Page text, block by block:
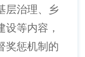
层治理、乡
等内容，
奖惩机制的